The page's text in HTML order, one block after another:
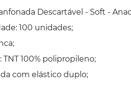
Descartável - Soft -
100 unidades;
TNT 100% polipropileno;
com elástico duplo;